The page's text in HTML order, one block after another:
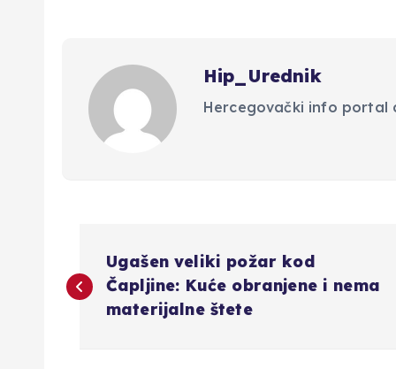
Hip_Urednik
Hercegovački info portal
a
Ugašen veliki požar kod
Čapljine: Kuće obranjene i nema
materijalne štete